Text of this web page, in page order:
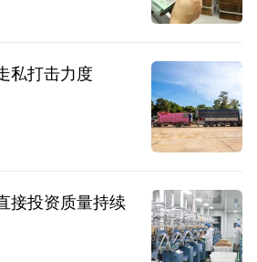
私打击力度
接投资质量持续